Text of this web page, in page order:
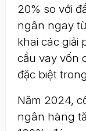
20% so với
ngân ngay
khai các giải
cầu vay vốn
đặc biệt
Năm 2024,
ngân hàng